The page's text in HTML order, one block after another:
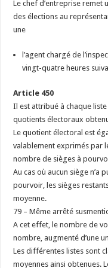
Le chef d’entreprise remet
des élections au
une
l’agent chargé de
vingt-quatre heures
Article 450
Il est attribué à chaque
quotients électoraux
Le quotient électoral est
valablement exprimés par
nombre de sièges à
Au cas où aucun siège n’a
pourvoir, les sièges
moyenne.
79 – Même arrêté
A cet effet, le nombre de
nombre, augmenté d’une
Les différentes listes sont
moyennes ainsi obtenues.